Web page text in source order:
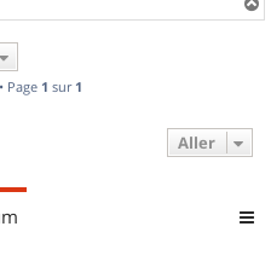
a
Page 1 sur 1
Aller